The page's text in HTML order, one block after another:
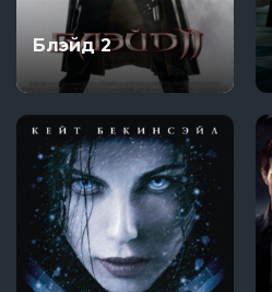
Блэйд 2